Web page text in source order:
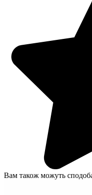
Вам також можуть